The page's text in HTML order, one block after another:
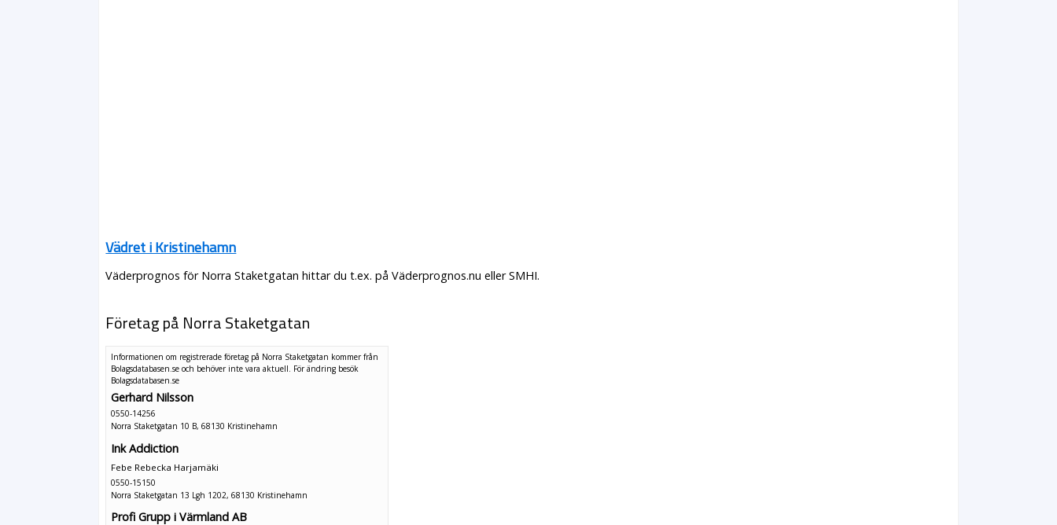
Vädret i Kristinehamn
Väderprognos för Norra Staketgatan hittar du t.ex. på Väderprognos.nu eller SMHI.
Företag på Norra Staketgatan
Informationen om registrerade företag på Norra Staketgatan kommer från
Bolagsdatabasen.se och behöver inte vara aktuell. För ändring besök
Bolagsdatabasen.se
Gerhard Nilsson
0550-14256
Norra Staketgatan 10 B, 68130 Kristinehamn
Ink Addiction
Febe Rebecka Harjamäki
0550-15150
Norra Staketgatan 13 Lgh 1202, 68130 Kristinehamn
Profi Grupp i Värmland AB